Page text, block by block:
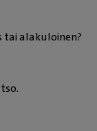
tai alakuloinen?